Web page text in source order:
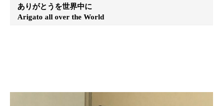
ありがとうを世界中に
Arigato all over the World